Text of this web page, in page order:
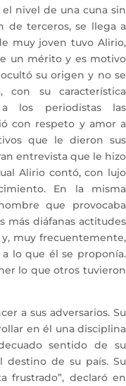
nivel de una cuna sin
de terceros, se llega a
muy joven tuvo Alirio,
un mérito y es motivo
su origen y no se
con su característica
los periodistas las
con respeto y amor a
que le dieron sus
entrevista que le hizo
Alirio contó, con lujo
En la misma
que provocaba
más diáfanas actitudes
muy frecuentemente,
lo que él se proponía.
lo que otros tuvieron
a sus adversarios. Su
en él una disciplina
sentido de su
destino de su país. Su
frustrado”, declaró en